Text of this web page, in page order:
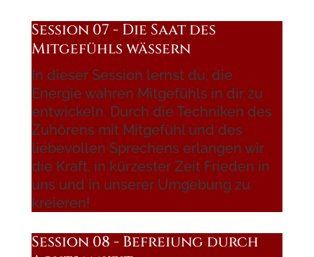
Session 07 - Die Saat des
Mitgefühls wässern
In dieser Session lernst du, die
Energie wahren Mitgefühls in dir zu
entwickeln. Durch die Techniken des
Zuhörens mit Mitgefühl und des
liebevollen Sprechens erlangen wir
die Kraft, in kürzester Zeit Frieden in
uns und in unserer Umgebung zu
kreieren!
Session 08 - Befreiung durch